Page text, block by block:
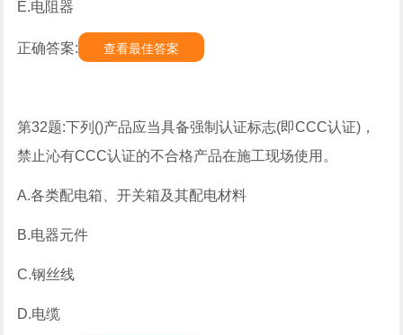
E.电阻器
正确答案: 查看最佳答案
第32题:下列()产品应当具备强制认证标志(即CCC认证)，
禁止沁有CCC认证的不合格产品在施工现场使用。
A.各类配电箱、开关箱及其配电材料
B.电器元件
C.钢丝线
D.电缆